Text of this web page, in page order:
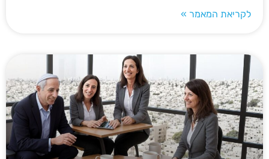
לקריאת המאמר »